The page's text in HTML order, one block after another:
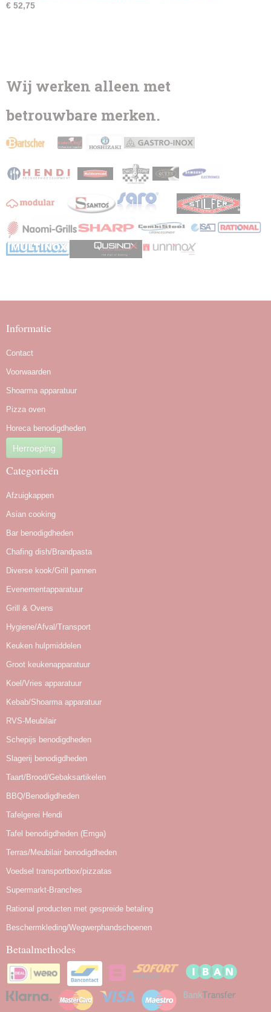
€ 52,75
Wij werken alleen met
betrouwbare merken.
Informatie
Contact
Voorwaarden
Shoarma apparatuur
Pizza oven
Horeca benodigdheden
Herroeping
Categorieën
Afzuigkappen
Asian cooking
Bar benodigdheden
Chafing dish/Brandpasta
Diverse kook/Grill pannen
Evenementapparatuur
Grill & Ovens
Hygiene/Afval/Transport
Keuken hulpmiddelen
Groot keukenapparatuur
Koel/Vries apparatuur
Kebab/Shoarma apparatuur
RVS-Meubilair
Schepijs benodigdheden
Slagerij benodigdheden
Taart/Brood/Gebaksartikelen
BBQ/Benodigdheden
Tafelgerei Hendi
Tafel benodigdheden (Emga)
Terras/Meubilair benodigdheden
Voedsel transportbox/pizzatas
Supermarkt-Branches
Rational producten met gespreide betaling
Beschermkleding/Wegwerphandschoenen
Betaalmethodes